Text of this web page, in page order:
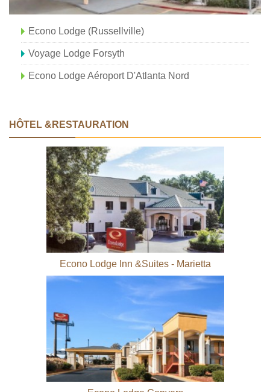
Econo Lodge (Russellville)
Voyage Lodge Forsyth
Econo Lodge Aéroport D'Atlanta Nord
HÔTEL &RESTAURATION
Econo Lodge Inn &Suites - Marietta